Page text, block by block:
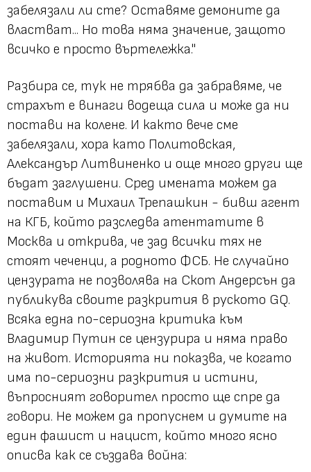
забелязали ли сте? Оставяме демоните да
властват... Но това няма значение, защото
всичко е просто въртележка."
Разбира се, тук не трябва да забравяме, че
страхът е винаги водеща сила и може да ни
постави на колене. И както вече сме
забелязали, хора като Политовская,
Александър Литвиненко и още много други ще
бъдат заглушени. Сред имената можем да
поставим и Михаил Трепашкин - бивш агент
на КГБ, който разследва атентатите в
Москва и открива, че зад всички тях не
стоят чеченци, а родното ФСБ. Не случайно
цензурата не позволява на Скот Андерсън да
публикува своите разкрития в руското GQ.
Всяка една по-сериозна критика към
Владимир Путин се цензурира и няма право
на живот. Историята ни показва, че когато
има по-сериозни разкрития и истини,
въпросният говорител просто ще спре да
говори. Не можем да пропуснем и думите на
един фашист и нацист, който много ясно
описва как се създава война: